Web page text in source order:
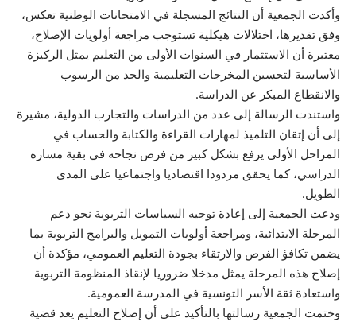
وأكدت الجمعية أن النتائج المسجلة في الامتحانات الوطنية تعكس،
وفق تقديرها، اختلالات هيكلية تستوجب مراجعة أولويات الإصلاح،
معتبرة أن الاستثمار في السنوات الأولى من التعليم يمثل الركيزة
الأساسية لتحسين المخرجات التعليمية والحد من الرسوب
والانقطاع المبكر عن الدراسة.
واستندت الرسالة إلى عدد من الدراسات والتجارب الدولية، مشيرة
إلى أن إتقان التلميذ لمهارات القراءة والكتابة والحساب في
المراحل الأولى يرفع بشكل كبير من فرص نجاحه في بقية مساره
الدراسي، كما يحقق مردودا اقتصاديا واجتماعيا على المدى
الطويل.
ودعت الجمعية إلى إعادة توجيه السياسات التربوية نحو دعم
المرحلة الابتدائية، ومراجعة أولويات التمويل والبرامج التربوية بما
يضمن تكافؤ الفرص والارتقاء بجودة التعليم العمومي، مؤكدة أن
إصلاح هذه المرحلة يمثل مدخلا ضروريا لإنقاذ المنظومة التربوية
واستعادة ثقة الأسر التونسية في المدرسة العمومية.
وختمت الجمعية رسالتها بالتأكيد على أن إصلاح التعليم يعد قضية